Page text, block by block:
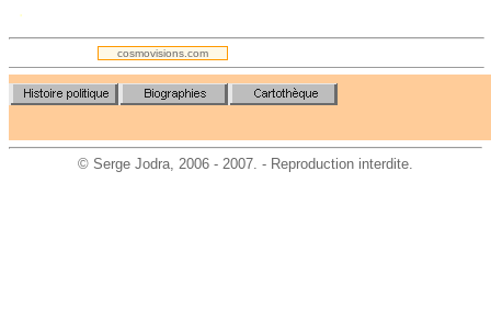
.
cosmovisions.com
© Serge Jodra, 2006 - 2007. - Reproduction interdite.